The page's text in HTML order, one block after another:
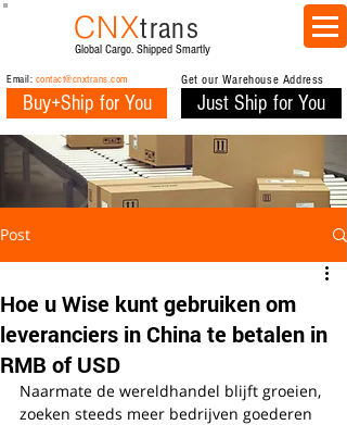
CNXtrans
Global Cargo. Shipped Smartly
Email: contact@cnxtrans.com
Buy+Ship for You
Get our Warehouse Address
Just Ship for You
Post
Hoe u Wise kunt gebruiken om
leveranciers in China te betalen in
RMB of USD
Naarmate de wereldhandel blijft groeien,
zoeken steeds meer bedrijven goederen